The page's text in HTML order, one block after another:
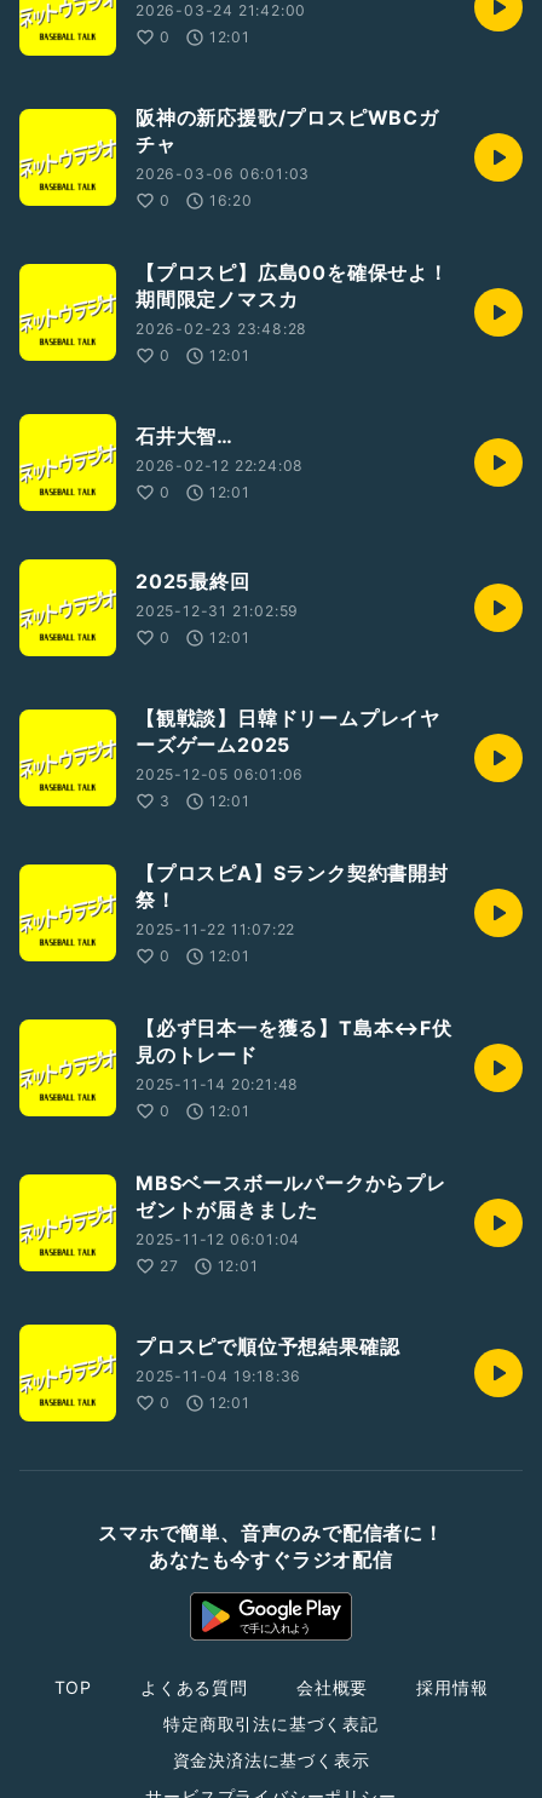
2026-03-24 21:42:00
0
12:01
阪神の新応援歌/プロスピWBCガ
チャ
2026-03-06 06:01:03
0
16:20
【プロスピ】広島00を確保せよ！
期間限定ノマスカ
2026-02-23 23:48:28
0
12:01
石井大智…
2026-02-12 22:24:08
0
12:01
2025最終回
2025-12-31 21:02:59
0
12:01
【観戦談】日韓ドリームプレイヤ
ーズゲーム2025
2025-12-05 06:01:06
3
12:01
【プロスピA】Sランク契約書開封
祭！
2025-11-22 11:07:22
0
12:01
【必ず日本一を獲る】T島本↔️F伏
見のトレード
2025-11-14 20:21:48
0
12:01
MBSベースボールパークからプレ
ゼントが届きました
2025-11-12 06:01:04
27
12:01
プロスピで順位予想結果確認
2025-11-04 19:18:36
0
12:01
スマホで簡単、音声のみで配信者に！
あなたも今すぐラジオ配信
TOP よくある質問 会社概要
採用情報
特定商取引法に基づく表記
資金決済法に基づく表示